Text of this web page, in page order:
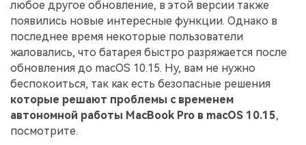
Новый PDFelement 12умнее, быстрее,
проще
Скрыть фрагменты PDF Новый
Извлечение данных из PDF
Защита PDF паролем
Поделиться PDF
Канал на YouTube
Сообщество ВКонтакте
Канал Яндекс Дзен
любое другое обновление, в этой версии также
появились новые интересные функции. Однако в
последнее время некоторые пользователи
жаловались, что батарея быстро разряжается после
обновления до macOS 10.15. Ну, вам не нужно
беспокоиться, так как есть безопасные решения
которые решают проблемы с временем
автономной работы MacBook Pro в macOS 10.15,
посмотрите.